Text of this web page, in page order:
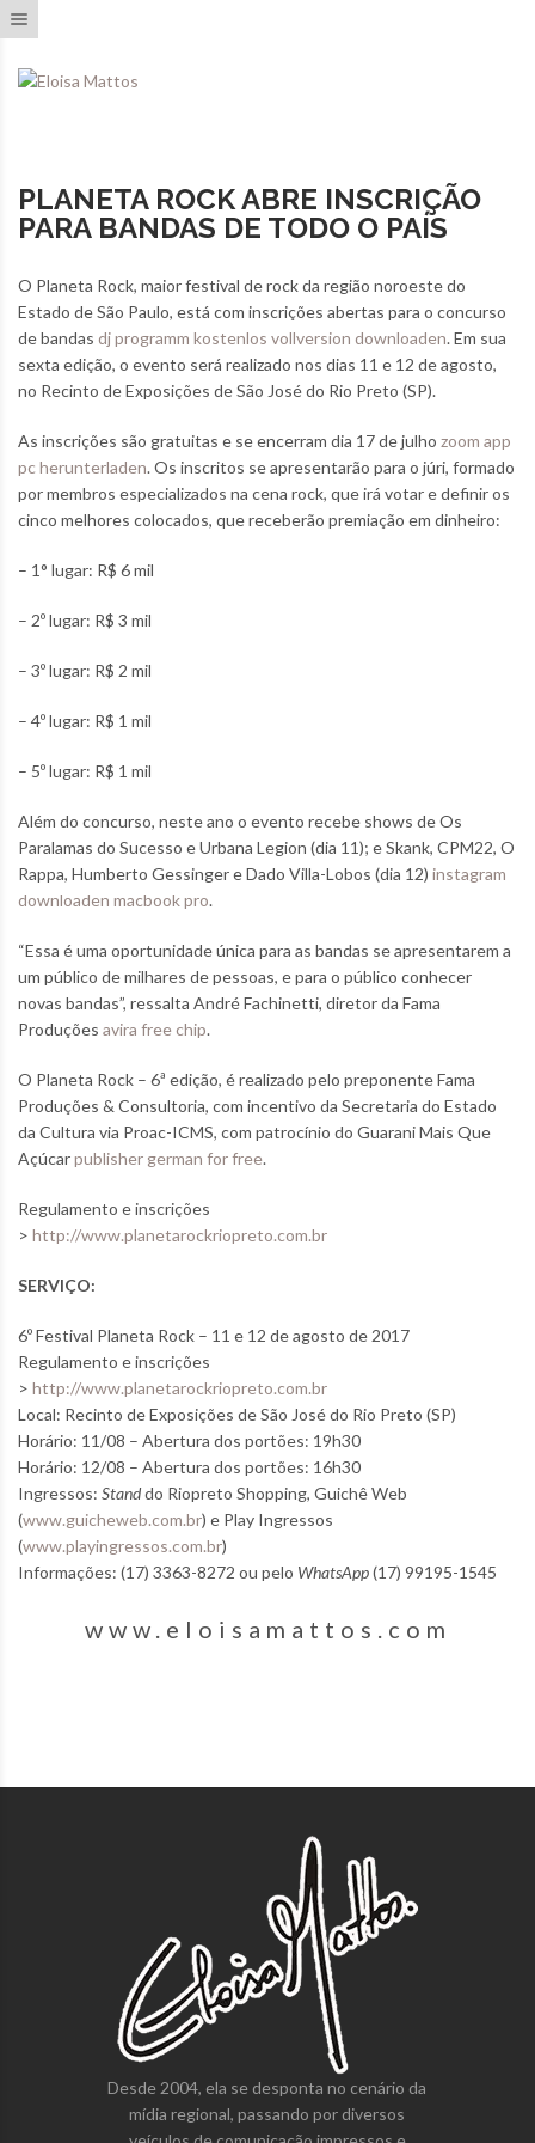
PLANETA ROCK ABRE INSCRIÇÃO
PARA BANDAS DE TODO O PAÍS
O Planeta Rock, maior festival de rock da região noroeste do
Estado de São Paulo, está com inscrições abertas para o concurso
de bandas dj programm kostenlos vollversion downloaden. Em sua
sexta edição, o evento será realizado nos dias 11 e 12 de agosto,
no Recinto de Exposições de São José do Rio Preto (SP).
As inscrições são gratuitas e se encerram dia 17 de julho zoom app
pc herunterladen. Os inscritos se apresentarão para o júri, formado
por membros especializados na cena rock, que irá votar e definir os
cinco melhores colocados, que receberão premiação em dinheiro:
– 1° lugar: R$ 6 mil
– 2º lugar: R$ 3 mil
– 3º lugar: R$ 2 mil
– 4º lugar: R$ 1 mil
– 5º lugar: R$ 1 mil
Além do concurso, neste ano o evento recebe shows de Os
Paralamas do Sucesso e Urbana Legion (dia 11); e Skank, CPM22, O
Rappa, Humberto Gessinger e Dado Villa-Lobos (dia 12) instagram
downloaden macbook pro.
“Essa é uma oportunidade única para as bandas se apresentarem a
um público de milhares de pessoas, e para o público conhecer
novas bandas”, ressalta André Fachinetti, diretor da Fama
Produções avira free chip.
O Planeta Rock – 6ª edição, é realizado pelo preponente Fama
Produções & Consultoria, com incentivo da Secretaria do Estado
da Cultura via Proac-ICMS, com patrocínio do Guarani Mais Que
Açúcarpublisher german for free.
Regulamento e inscrições
> http://www.planetarockriopreto.com.br
SERVIÇO:
6º Festival Planeta Rock – 11 e 12 de agosto de 2017
Regulamento e inscrições
> http://www.planetarockriopreto.com.br
Local: Recinto de Exposições de São José do Rio Preto (SP)
Horário: 11/08 – Abertura dos portões: 19h30
Horário: 12/08 – Abertura dos portões: 16h30
Ingressos: Standdo Riopreto Shopping, Guichê Web
(www.guicheweb.com.br) e Play Ingressos
(www.playingressos.com.br)
Informações: (17) 3363-8272 ou pelo WhatsApp(17) 99195-1545
www.eloisamattos.com
Desde 2004, ela se desponta no cenário da
mídia regional, passando por diversos